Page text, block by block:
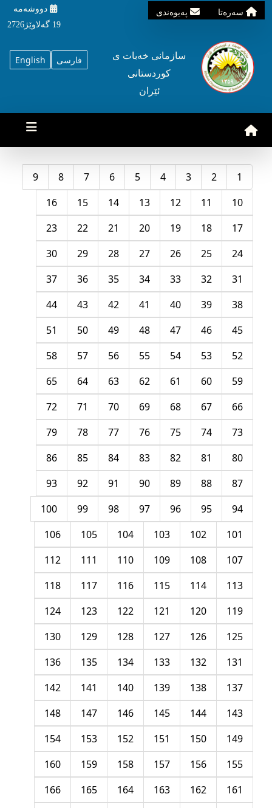
سه‌ره‌تا په‌یوه‌ندی
دووشه‌مه‌‌
19 گه‌لاوێژ2726
English فارسی
سازمانی خه‌بات ی
کوردستانی
ئێران
1
2
3
4
5
6
7
8
9
10
11
12
13
14
15
16
17
18
19
20
21
22
23
24
25
26
27
28
29
30
31
32
33
34
35
36
37
38
39
40
41
42
43
44
45
46
47
48
49
50
51
52
53
54
55
56
57
58
59
60
61
62
63
64
65
66
67
68
69
70
71
72
73
74
75
76
77
78
79
80
81
82
83
84
85
86
87
88
89
90
91
92
93
94
95
96
97
98
99
100
101
102
103
104
105
106
107
108
109
110
111
112
113
114
115
116
117
118
119
120
121
122
123
124
125
126
127
128
129
130
131
132
133
134
135
136
137
138
139
140
141
142
143
144
145
146
147
148
149
150
151
152
153
154
155
156
157
158
159
160
161
162
163
164
165
166